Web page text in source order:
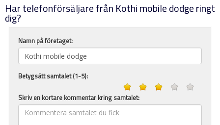
Har telefonförsäljare från Kothi mobile dodge ringt
dig?
Namn på företaget:
Betygsätt samtalet (1-5):
Skriv en kortare kommentar kring samtalet: